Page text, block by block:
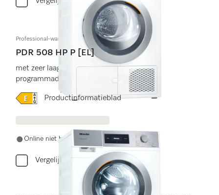
Professional-warmtepompdroger, Kleine Geweldenaars
PDR 508 HP P [EL]
met zeer laag energieverbruik en korte
programmaduur
Online Label Flag, Energielabel
Productinformatieblad
Online niet beschikbaar
Vergelijken